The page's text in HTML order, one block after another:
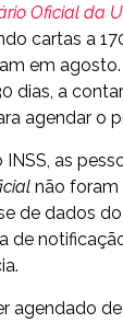
Oficial da
cartas a
em
dias, a
agendar o
INSS, as
não foram
de dados
de
agendado